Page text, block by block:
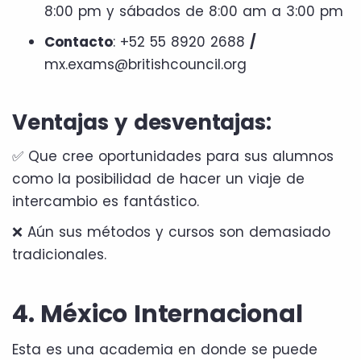
8:00 pm y sábados de 8:00 am a 3:00 pm
Contacto: +52 55 8920 2688 /
mx.exams@britishcouncil.org
Ventajas y desventajas:
✅ Que cree oportunidades para sus alumnos
como la posibilidad de hacer un viaje de
intercambio es fantástico.
❌ Aún sus métodos y cursos son demasiado
tradicionales.
4. México Internacional
Esta es una academia en donde se puede